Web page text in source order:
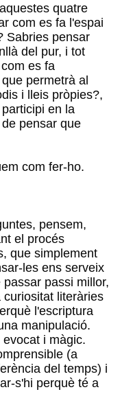
quatre
com es fa l'espai
Sabries pensar
del pur, i tot
es fa
permetrà al
i lleis pròpies?,
en la
pensar que
com fer-ho.
pensem,
el procés
que simplement
les ens serveix
passi millor,
literàries
l'escriptura
manipulació.
i màgic.
(a
del temps) i
s'hi perquè té a